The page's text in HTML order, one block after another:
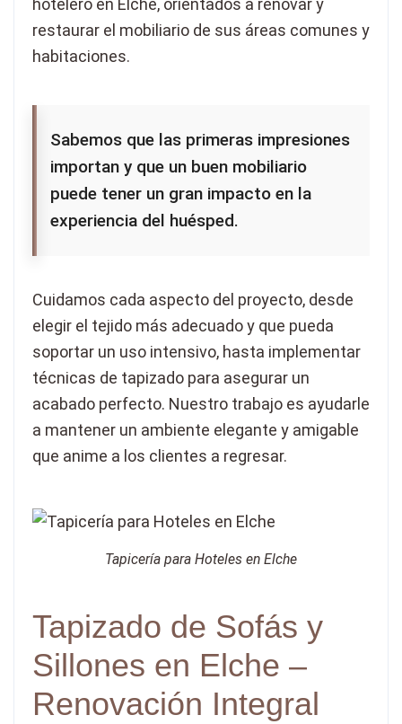
hotelero en Elche, orientados a renovar y
restaurar el mobiliario de sus áreas comunes y
habitaciones.
Sabemos que las primeras impresiones
importan y que un buen mobiliario
puede tener un gran impacto en la
experiencia del huésped.
Cuidamos cada aspecto del proyecto, desde
elegir el tejido más adecuado y que pueda
soportar un uso intensivo, hasta implementar
técnicas de tapizado para asegurar un
acabado perfecto. Nuestro trabajo es ayudarle
a mantener un ambiente elegante y amigable
que anime a los clientes a regresar.
Tapicería para Hoteles en Elche
Tapizado de Sofás y
Sillones en Elche –
Renovación Integral